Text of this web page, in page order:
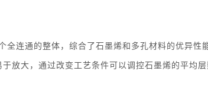
连通的整体，综合了石墨烯和多孔材料的优异
放大，通过改变工艺条件可以调控石墨烯的平均